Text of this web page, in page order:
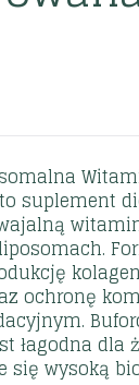
suplement
ochronę
łagodna dla
się wysoką